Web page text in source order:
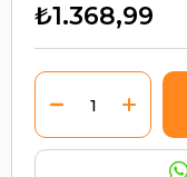
₺1.368,99